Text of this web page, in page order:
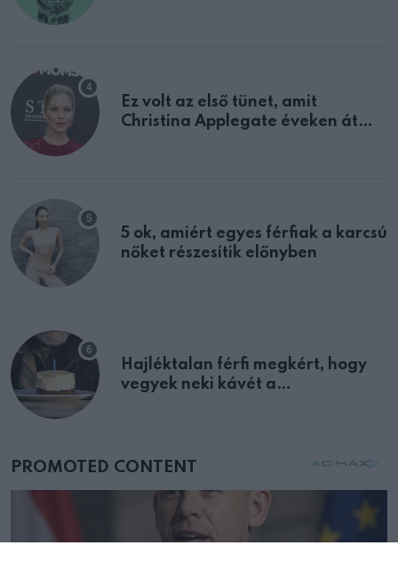
Ez volt az első tünet, amit
Christina Applegate éveken át
5 ok, amiért egyes férfiak a karcsú
nőket részesítik előnyben
Hajléktalan férfi megkért, hogy
vegyek neki kávét a